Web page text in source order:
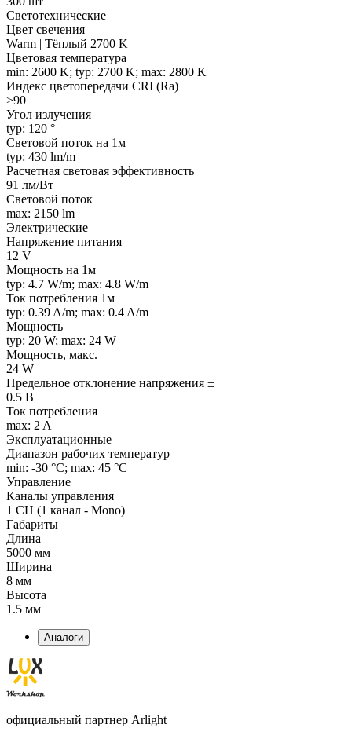
Светотехнические
Цвет свечения
Warm | Тёплый 2700 K
Цветовая температура
min: 2600 K; typ: 2700 K; max: 2800 K
Индекс цветопередачи CRI (Ra)
>90
Угол излучения
typ: 120 °
Световой поток на 1м
typ: 430 lm/m
Расчетная световая эффективность
91 лм/Вт
Световой поток
max: 2150 lm
Электрические
Напряжение питания
12 V
Мощность на 1м
typ: 4.7 W/m; max: 4.8 W/m
Ток потребления 1м
typ: 0.39 A/m; max: 0.4 A/m
Мощность
typ: 20 W; max: 24 W
Мощность, макс.
24 W
Предельное отклонение напряжения ±
0.5 В
Ток потребления
max: 2 A
Эксплуатационные
Диапазон рабочих температур
min: -30 °C; max: 45 °C
Управление
Каналы управления
1 CH (1 канал - Mono)
Габариты
Длина
5000 мм
Ширина
8 мм
Высота
1.5 мм
Аналоги
официальный партнер Arlight